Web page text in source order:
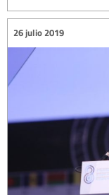
26 julio 2019